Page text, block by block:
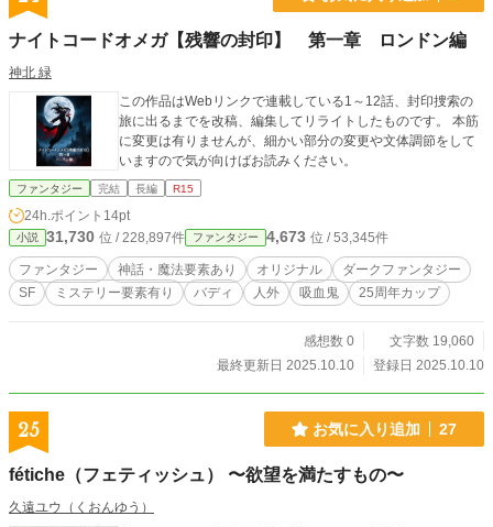
ナイトコードオメガ【残響の封印】 第一章 ロンドン編
神北 緑
この作品はWebリンクで連載している1～12話、封印捜索の
旅に出るまでを改稿、編集してリライトしたものです。 本筋
に変更は有りませんが、細かい部分の変更や文体調節をして
いますので気が向けばお読みください。
ファンタジー 完結 長編 R15
24h.ポイント 14pt
小説 31,730 位 / 228,897件 ファンタジー 4,673 位 / 53,345件
ファンタジー 神話・魔法要素あり オリジナル
ダークファンタジー
SF
ミステリー要素有り バディ 人外 吸血鬼 25周年カップ
感想数 0
文字数 19,060
最終更新日 2025.10.10
登録日 2025.10.10
25 お気に入り追加 27
fétiche（フェティッシュ） 〜欲望を満たすもの〜
久遠ユウ（くおんゆう）